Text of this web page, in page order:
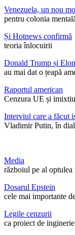
Venezuela, un nou
pentru colonia
Și Hotnews confirmă
teoria înlocuirii
Donald Trump și
au mai dat o țeapă
Raportul american
Cenzura UE și
Interviul care a făcut
Vladimir Putin, în
Media
războiul pe al optulea
Dosarul Epstein
cele mai importante
Legile cenzurii
ca proiect de